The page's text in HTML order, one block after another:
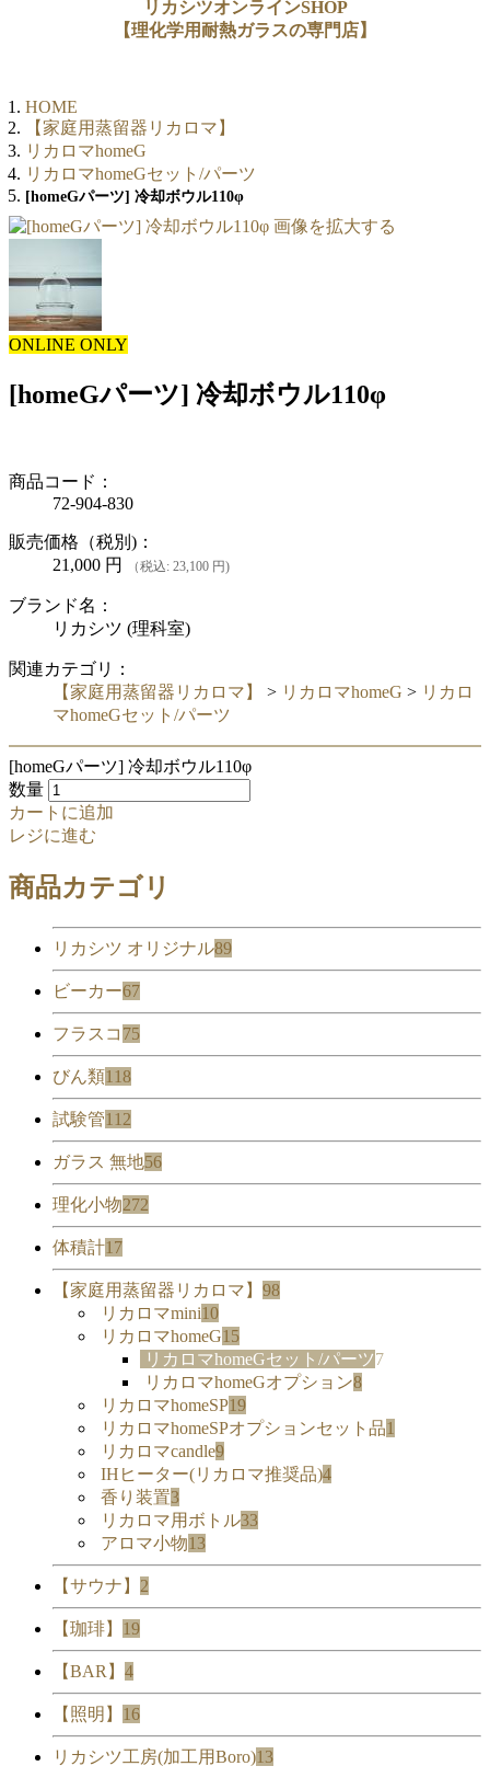
リカシツオンラインSHOP
【理化学用耐熱ガラスの専門店】
HOME
【家庭用蒸留器リカロマ】
リカロマhomeG
リカロマhomeGセット/パーツ
[homeGパーツ] 冷却ボウル110φ
画像を拡大する
ONLINE ONLY
[homeGパーツ] 冷却ボウル110φ
商品コード：
72-904-830
販売価格（税別)：
21,000 円 （税込: 23,100 円)
ブランド名：
リカシツ (理科室)
関連カテゴリ：
【家庭用蒸留器リカロマ】
> リカロマhomeG > リカロ
マhomeGセット/パーツ
[homeGパーツ] 冷却ボウル110φ
数量
カートに追加
レジに進む
商品カテゴリ
リカシツ オリジナル89
ビーカー67
フラスコ 75
びん類118
試験管112
ガラス 無地56
理化小物272
体積計17
【家庭用蒸留器リカロマ】 98
リカロマmini10
リカロマhomeG15
リカロマhomeGセット/パーツ7
リカロマhomeGオプション8
リカロマhomeSP19
リカロマhomeSPオプションセット品1
リカロマcandle9
IHヒーター(リカロマ推奨品)4
香り装置3
リカロマ用ボトル33
アロマ小物13
【サウナ】 2
【珈琲】 19
【BAR】 4
【照明】 16
リカシツ工房(加工用Boro)13